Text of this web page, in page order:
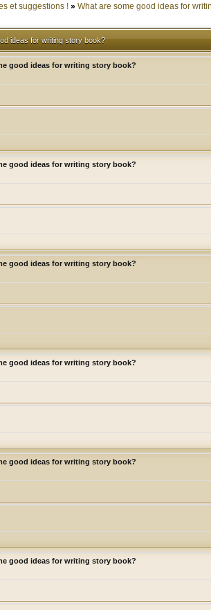
et suggestions ! » What are some good ideas for
ideas for writing story book?
good ideas for writing story book?
good ideas for writing story book?
good ideas for writing story book?
good ideas for writing story book?
good ideas for writing story book?
good ideas for writing story book?